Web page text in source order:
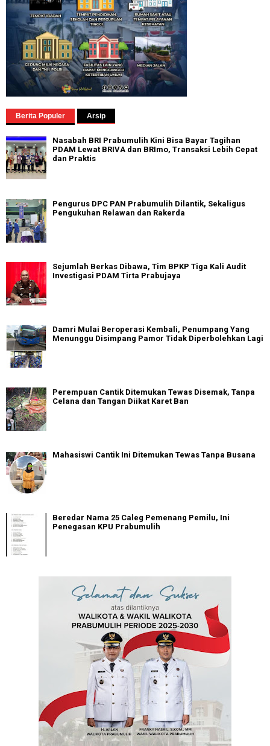
Berita Populer Arsip
Nasabah BRI Prabumulih Kini Bisa Bayar Tagihan
PDAM Lewat BRIVA dan BRImo, Transaksi Lebih Cepat
dan Praktis
Pengurus DPC PAN Prabumulih Dilantik, Sekaligus
Pengukuhan Relawan dan Rakerda
Sejumlah Berkas Dibawa, Tim BPKP Tiga Kali Audit
Investigasi PDAM Tirta Prabujaya
Damri Mulai Beroperasi Kembali, Penumpang Yang
Menunggu Disimpang Pamor Tidak Diperbolehkan Lagi
Perempuan Cantik Ditemukan Tewas Disemak, Tanpa
Celana dan Tangan Diikat Karet Ban
Mahasiswi Cantik Ini Ditemukan Tewas Tanpa Busana
Beredar Nama 25 Caleg Pemenang Pemilu, Ini
Penegasan KPU Prabumulih